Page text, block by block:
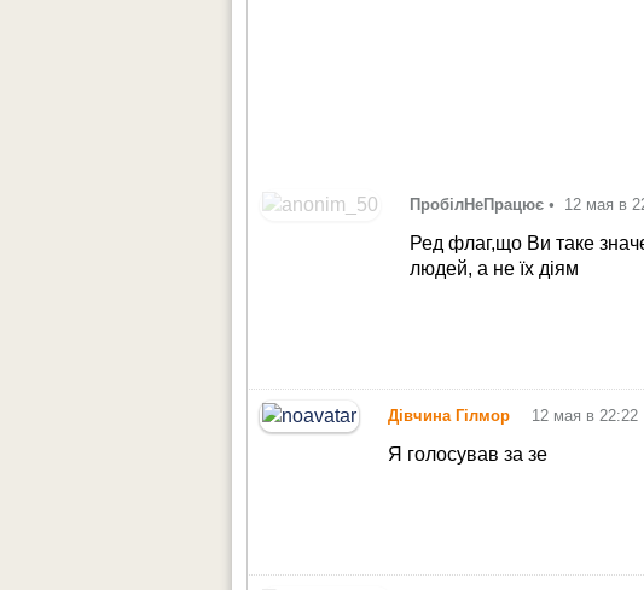
ПробілНеПрацює • 12 мая в
Ред флаг,що Ви таке
людей, а не їх діям
Дівчина Гілмор 12 мая в 22:22
Я голосував за зе